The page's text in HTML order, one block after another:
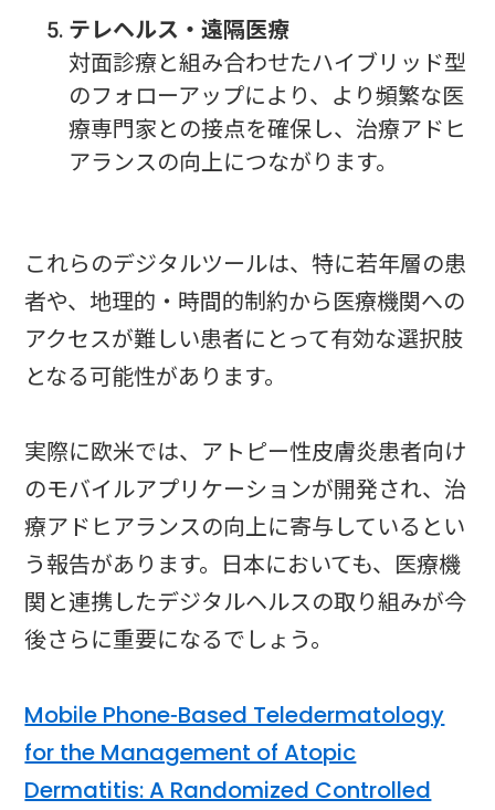
テレヘルス・遠隔医療
対面診療と組み合わせたハイブリッド型
のフォローアップにより、より頻繁な医
療専門家との接点を確保し、治療アドヒ
アランスの向上につながります。
これらのデジタルツールは、特に若年層の患
者や、地理的・時間的制約から医療機関への
アクセスが難しい患者にとって有効な選択肢
となる可能性があります。
実際に欧米では、アトピー性皮膚炎患者向け
のモバイルアプリケーションが開発され、治
療アドヒアランスの向上に寄与しているとい
う報告があります。日本においても、医療機
関と連携したデジタルヘルスの取り組みが今
後さらに重要になるでしょう。
Mobile Phone-Based Teledermatology
for the Management of Atopic
Dermatitis: A Randomized Controlled